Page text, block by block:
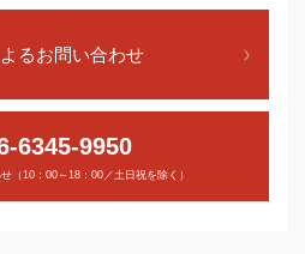
るお問い合わせ
6345-9950
（10：00～18：00／土日祝を除く）